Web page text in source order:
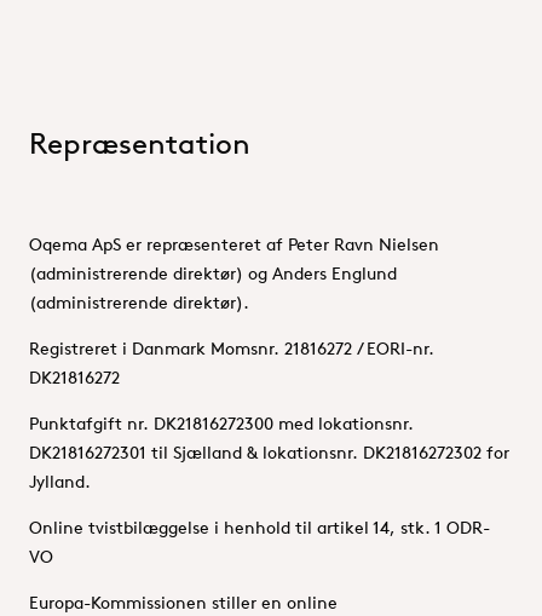
Repræsentation
Oqema ApS er repræsenteret af Peter Ravn Nielsen
(administrerende direktør) og Anders Englund
(administrerende direktør).
Registreret i Danmark Momsnr. 21816272 / EORI-nr.
DK21816272
Punktafgift nr. DK21816272300 med lokationsnr.
DK21816272301 til Sjælland & lokationsnr. DK21816272302 for
Jylland.
Online tvistbilæggelse i henhold til artikel 14, stk. 1 ODR-
VO
Europa-Kommissionen stiller en online